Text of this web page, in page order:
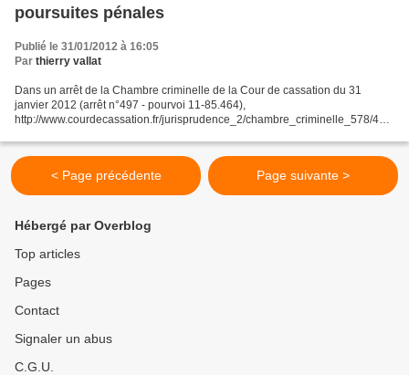
poursuites pénales
Publié le 31/01/2012 à 16:05
Par thierry vallat
Dans un arrêt de la Chambre criminelle de la Cour de cassation du 31
janvier 2012 (arrêt n°497 - pourvoi 11-85.464),
http://www.courdecassation.fr/jurisprudence_2/chambre_criminelle_578/497
< Page précédente Page suivante >
Hébergé par Overblog
Top articles
Pages
Contact
Signaler un abus
C.G.U.